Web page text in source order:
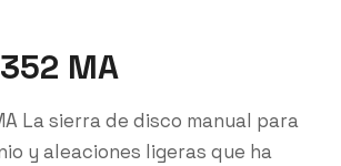
MA
La sierra de disco manual para
y aleaciones ligeras que ha